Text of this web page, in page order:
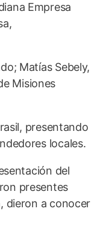
Empresa
Matías Sebely,
Misiones
presentando
locales.
del
presentes
dieron a conocer